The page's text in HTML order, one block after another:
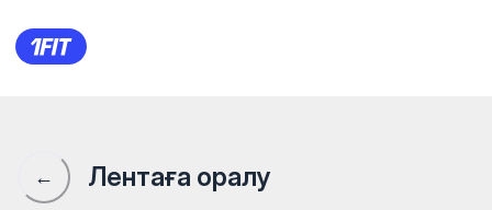
Всем привет ! Мне 31 год
← Лентаға оралу